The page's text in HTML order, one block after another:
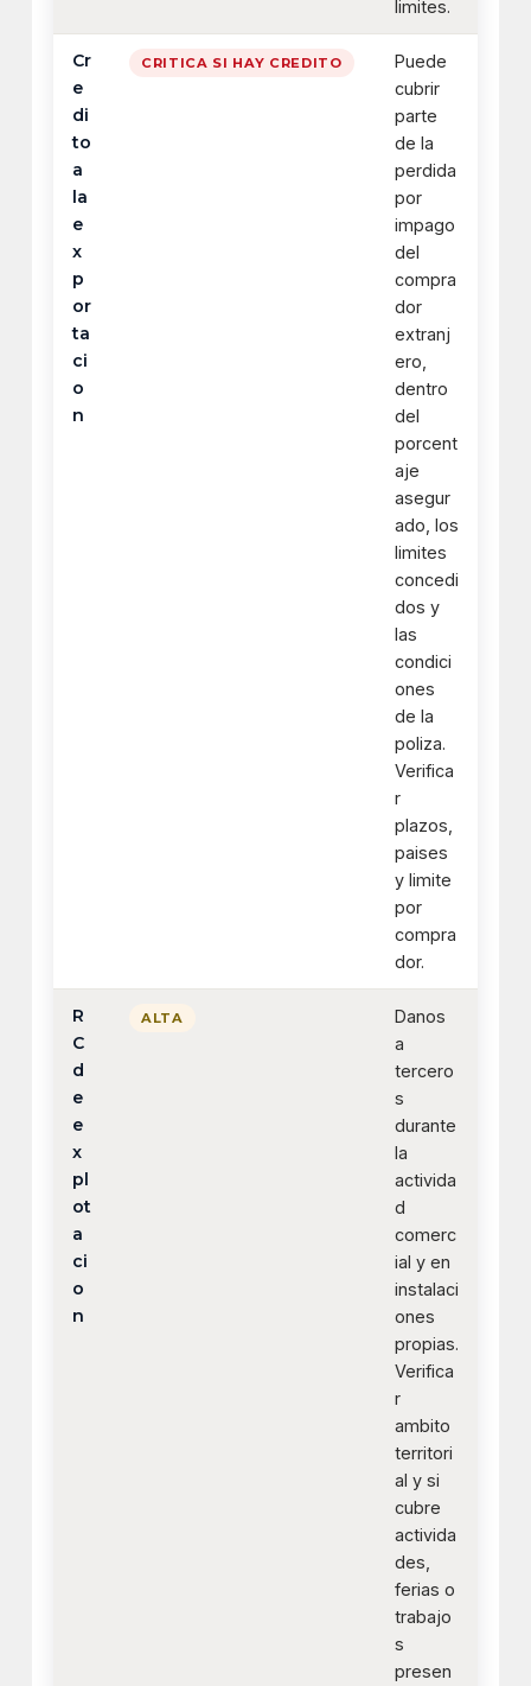
limites.
Cr
e
di
to
a
la
e
x
p
or
ta
ci
o
n
CRITICA SI HAY CREDITO
Puede
cubrir
parte
de la
perdida
por
impago
del
compra
dor
extranj
ero,
dentro
del
porcent
aje
asegur
ado, los
limites
concedi
dos y
las
condici
ones
de la
poliza.
Verifica
r
plazos,
paises
y limite
por
compra
dor.
R
C
d
e
e
x
pl
ot
a
ci
o
n
ALTA
Danos
a
tercero
s
durante
la
activida
d
comerc
ial y en
instalaci
ones
propias.
Verifica
r
ambito
territori
al y si
cubre
activida
des,
ferias o
trabajo
s
presen